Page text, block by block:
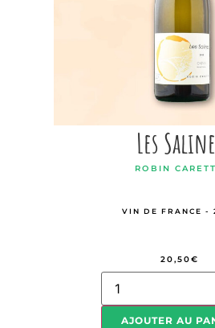
Les
ROBIN
VIN DE FRANCE -
20,50€
AJOUTER AU